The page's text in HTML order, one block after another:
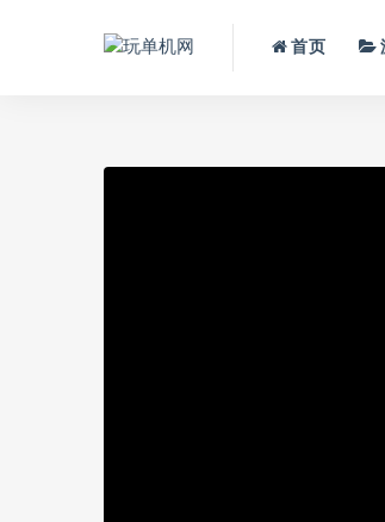
首页